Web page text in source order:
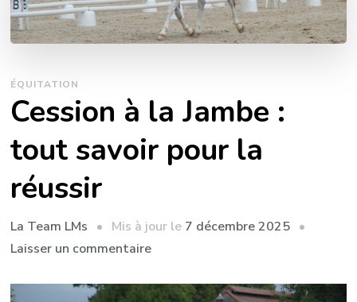
ÉQUITATION
Cession à la Jambe :
tout savoir pour la
réussir
La Team LMs Mis à jour le 7 décembre 2025
Laisser un commentairesur
à